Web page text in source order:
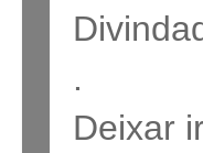
.
Deixar